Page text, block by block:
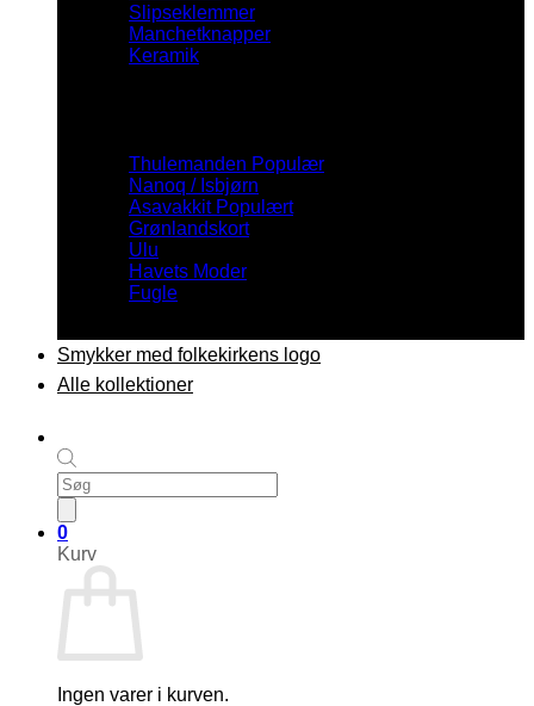
Products
search
0
Kurv
Ingen varer i kurven.
Slipseklemmer
Manchetknapper
Keramik
Thulemanden
Nanoq / Isbjørn
Asavakkit
Grønlandskort
Ulu
Havets Moder
Fugle
Smykker med folkekirkens logo
Alle kollektioner